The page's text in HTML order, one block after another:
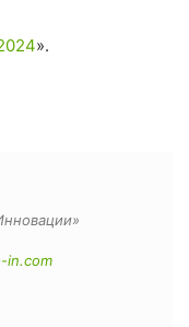
».
in.com